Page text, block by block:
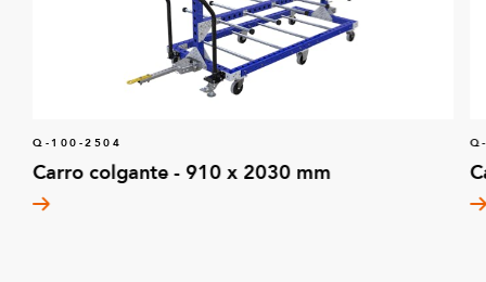
Q-100-2504
Carro colgante - 910 x 2030 mm